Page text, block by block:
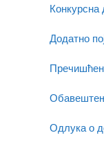
Конкурсна
Додатно
Пречишћен
Одлука о